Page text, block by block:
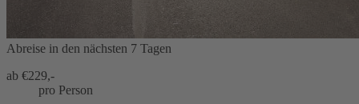
Abreise in den nächsten 7 Tagen
ab €229,-
pro Person